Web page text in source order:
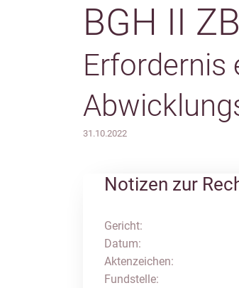
BGH II
Erfordernis
31.10.2022
Notizen zur
Gericht:
Datum:
Aktenzeichen:
Fundstelle: